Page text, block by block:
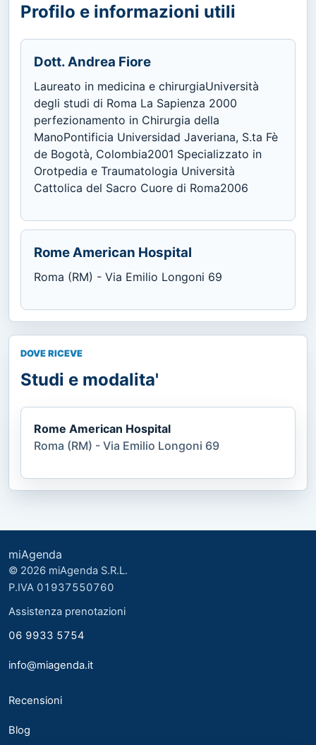
Profilo e informazioni utili
Dott. Andrea Fiore
Laureato in medicina e chirurgiaUniversità
degli studi di Roma La Sapienza 2000
perfezionamento in Chirurgia della
ManoPontificia Universidad Javeriana, S.ta Fè
de Bogotà, Colombia2001 Specializzato in
Orotpedia e Traumatologia Università
Cattolica del Sacro Cuore di Roma2006
Rome American Hospital
Roma (RM) - Via Emilio Longoni 69
DOVE RICEVE
Studi e modalita'
Rome American Hospital
Roma (RM) - Via Emilio Longoni 69
miAgenda
© 2026 miAgenda S.R.L.
P.IVA 01937550760
Assistenza prenotazioni
06 9933 5754
info@miagenda.it
Recensioni
Blog